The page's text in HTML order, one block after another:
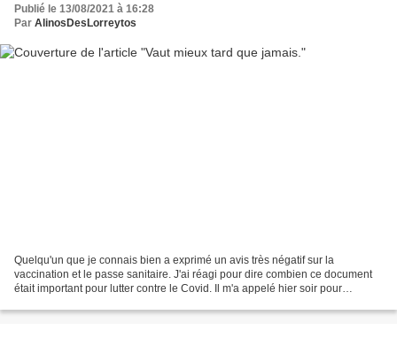
Publié le 13/08/2021 à 16:28
Par AlinosDesLorreytos
Quelqu'un que je connais bien a exprimé un avis très négatif sur la
vaccination et le passe sanitaire. J'ai réagi pour dire combien ce document
était important pour lutter contre le Covid. Il m'a appelé hier soir pour